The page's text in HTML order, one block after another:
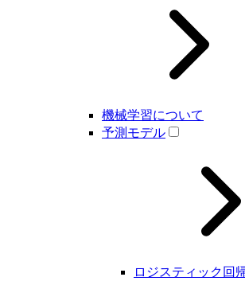
機械学習について
予測モデル
ロジスティック回